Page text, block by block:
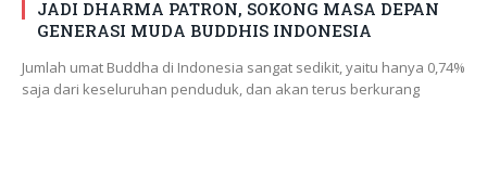
JADI DHARMA PATRON, SOKONG MASA DEPAN
GENERASI MUDA BUDDHIS INDONESIA
Jumlah umat Buddha di Indonesia sangat sedikit, yaitu hanya 0,74%
saja dari keseluruhan penduduk, dan akan terus berkurang